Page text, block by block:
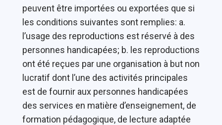
peuvent être importées ou exportées que si
les conditions suivantes sont remplies: a.
l’usage des reproductions est réservé à des
personnes handicapées; b. les reproductions
ont été reçues par une organisation à but non
lucratif dont l’une des activités principales
est de fournir aux personnes handicapées
des services en matière d’enseignement, de
formation pédagogique, de lecture adaptée